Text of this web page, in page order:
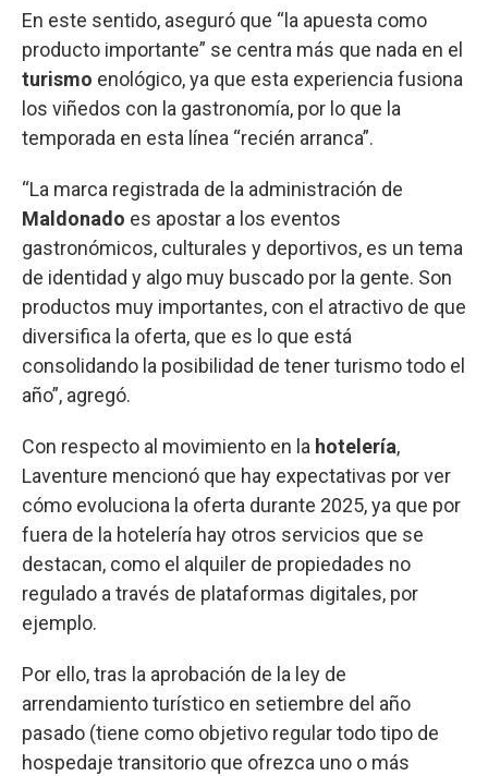
En este sentido, aseguró que “la apuesta como
producto importante” se centra más que nada en el
turismo enológico, ya que esta experiencia fusiona
los viñedos con la gastronomía, por lo que la
temporada en esta línea “recién arranca”.
“La marca registrada de la administración de
Maldonado es apostar a los eventos
gastronómicos, culturales y deportivos, es un tema
de identidad y algo muy buscado por la gente. Son
productos muy importantes, con el atractivo de que
diversifica la oferta, que es lo que está
consolidando la posibilidad de tener turismo todo el
año”, agregó.
Con respecto al movimiento en la hotelería,
Laventure mencionó que hay expectativas por ver
cómo evoluciona la oferta durante 2025, ya que por
fuera de la hotelería hay otros servicios que se
destacan, como el alquiler de propiedades no
regulado a través de plataformas digitales, por
ejemplo.
Por ello, tras la aprobación de la ley de
arrendamiento turístico en setiembre del año
pasado (tiene como objetivo regular todo tipo de
hospedaje transitorio que ofrezca uno o más